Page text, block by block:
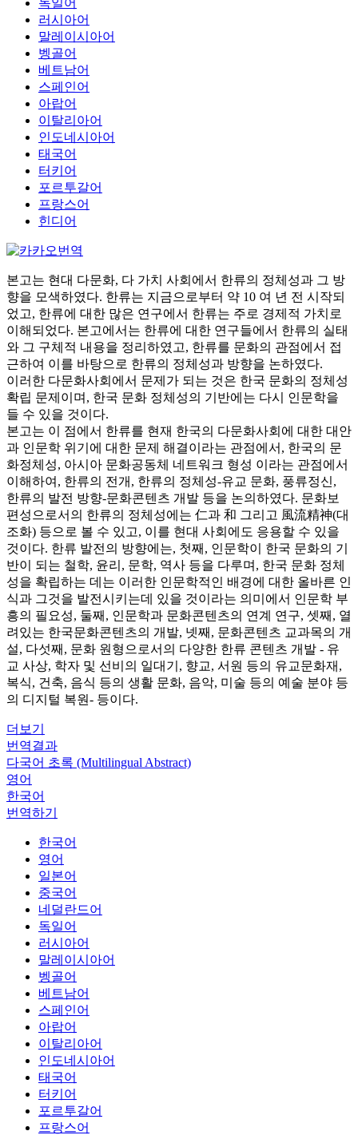
독일어
러시아어
말레이시아어
벵골어
베트남어
스페인어
아랍어
이탈리아어
인도네시아어
태국어
터키어
포르투갈어
프랑스어
힌디어
본고는 현대 다문화, 다 가치 사회에서 한류의 정체성과 그 방
향을 모색하였다. 한류는 지금으로부터 약 10 여 년 전 시작되
었고, 한류에 대한 많은 연구에서 한류는 주로 경제적 가치로
이해되었다. 본고에서는 한류에 대한 연구들에서 한류의 실태
와 그 구체적 내용을 정리하였고, 한류를 문화의 관점에서 접
근하여 이를 바탕으로 한류의 정체성과 방향을 논하였다.
이러한 다문화사회에서 문제가 되는 것은 한국 문화의 정체성
확립 문제이며, 한국 문화 정체성의 기반에는 다시 인문학을
들 수 있을 것이다.
본고는 이 점에서 한류를 현재 한국의 다문화사회에 대한 대안
과 인문학 위기에 대한 문제 해결이라는 관점에서, 한국의 문
화정체성, 아시아 문화공동체 네트워크 형성 이라는 관점에서
이해하여, 한류의 전개, 한류의 정체성-유교 문화, 풍류정신,
한류의 발전 방향-문화콘텐츠 개발 등을 논의하였다. 문화보
편성으로서의 한류의 정체성에는 仁과 和 그리고 風流精神(대
조화) 등으로 볼 수 있고, 이를 현대 사회에도 응용할 수 있을
것이다. 한류 발전의 방향에는, 첫째, 인문학이 한국 문화의 기
반이 되는 철학, 윤리, 문학, 역사 등을 다루며, 한국 문화 정체
성을 확립하는 데는 이러한 인문학적인 배경에 대한 올바른 인
식과 그것을 발전시키는데 있을 것이라는 의미에서 인문학 부
흥의 필요성, 둘째, 인문학과 문화콘텐츠의 연계 연구, 셋째, 열
려있는 한국문화콘텐츠의 개발, 넷째, 문화콘텐츠 교과목의 개
설, 다섯째, 문화 원형으로서의 다양한 한류 콘텐츠 개발 - 유
교 사상, 학자 및 선비의 일대기, 향교, 서원 등의 유교문화재,
복식, 건축, 음식 등의 생활 문화, 음악, 미술 등의 예술 분야 등
의 디지털 복원- 등이다.
더보기
번역결과
다국어 초록 (Multilingual Abstract)
영어
한국어
번역하기
한국어
영어
일본어
중국어
네덜란드어
독일어
러시아어
말레이시아어
벵골어
베트남어
스페인어
아랍어
이탈리아어
인도네시아어
태국어
터키어
포르투갈어
프랑스어